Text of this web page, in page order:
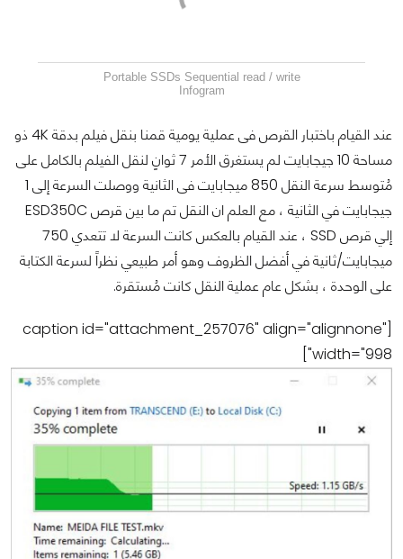
Portable SSDs Sequential read / write
Infogram
عند القيام باختبار القرص فى عملية يومية قمنا بنقل فيلم بدقة 4K ذو
مساحة 10 جيجابايت لم يستغرق الأمر 7 ثوانٍ لنقل الفيلم بالكامل على
مُتوسط سرعة النقل 850 ميجابايت فى الثانية ووصلت السرعة إلى 1
جيجابايت في الثانية ، مع العلم ان النقل تم ما بين قرص ESD350C
إلي قرص SSD ، عند القيام بالعكس كانت السرعة لا تتعدي 750
ميجابايت/ثانية في أفضل الظروف وهو أمر طبيعي نظراً لسرعة الكتابة
على الوحدة ، بشكل عام عملية النقل كانت مُستقرة.
[caption id="attachment_257076" align="alignnone"
width="998"]